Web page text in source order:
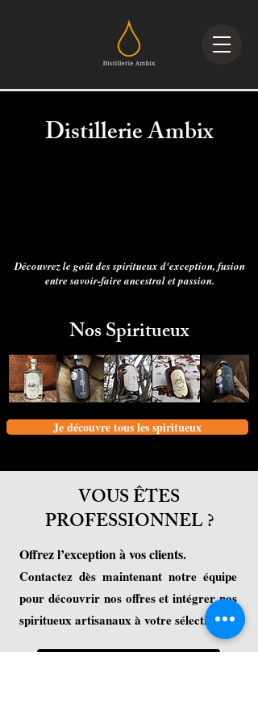
Distillerie Ambix
Découvrez le goût des spiritueux d'exception, fusion
entre savoir-faire ancestral et passion.
Nos Spiritueux
Je découvre tous les spiritueux
VOUS ÊTES
PROFESSIONNEL ?
Offrez l’exception à vos clients.
Contactez dès maintenant notre équipe
pour découvrir nos offres et intégrer nos
spiritueux artisanaux à votre sélection.